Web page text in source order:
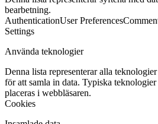
bearbetning.
AuthenticationUser Preferences
Settings
Använda teknologier
Denna lista representerar alla
för att samla in data. Typiska
placeras i webbläsaren.
Cookies